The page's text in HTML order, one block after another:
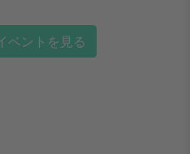
ベントを見る